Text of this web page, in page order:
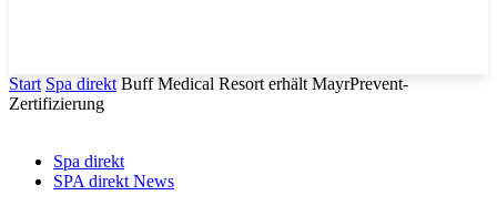
Start Spa direkt Buff Medical Resort erhält MayrPrevent-
Zertifizierung
Spa direkt
SPA direkt News